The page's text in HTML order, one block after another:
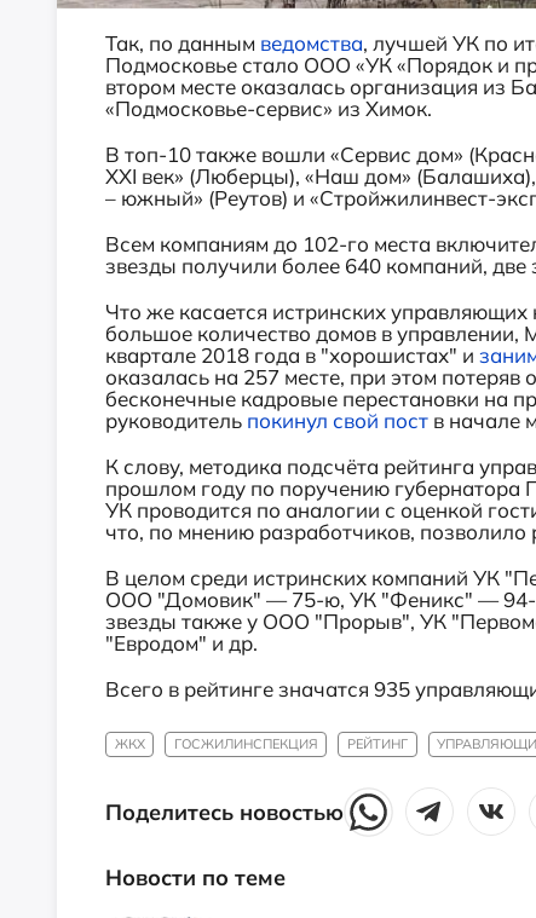
Так, по данным ведомства, лучшей УК по
Подмосковье стало ООО «УК «Порядок и
втором месте оказалась организация из
«Подмосковье-сервис» из Химок.
В топ-10 также вошли «Сервис дом»
XXI век» (Люберцы), «Наш дом»
– южный» (Реутов) и «Стройжилинвест-
Всем компаниям до 102-го места
звезды получили более 640 компаний,
Что же касается истринских
большое количество домов в
квартале 2018 года в "хорошистах" и
оказалась на 257 месте, при этом
бесконечные кадровые перестановки на
руководитель покинул свой пост в начале
К слову, методика подсчёта рейтинга
прошлом году по поручению губернатора
УК проводится по аналогии с оценкой
что, по мнению разработчиков,
В целом среди истринских компаний УК
ООО "Домовик" — 75-ю, УК "Феникс" —
звезды также у ООО "Прорыв", УК
"Евродом" и др.
Всего в рейтинге значатся 935
ЖКХ ГОСЖИЛИНСПЕКЦИЯ РЕЙТИНГ
Поделитесь новостью
Новости по теме